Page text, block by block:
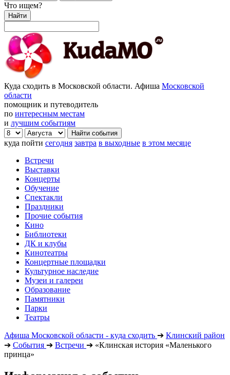
Что ищем?
Найти
Куда сходить в Московской области. Афиша Московской
области
помощник и путеводитель
по интересным местам
и лучшим событиям
куда пойти сегодня завтра в выходные в этом месяце
Встречи
Выставки
Концерты
Обучение
Спектакли
Праздники
Прочие события
Кино
Библиотеки
ДК и клубы
Кинотеатры
Концертные площадки
Культурное наследие
Музеи и галереи
Образование
Памятники
Парки
Театры
Афиша Московской области - куда сходить ➔ Клинский район
➔ События ➔ Встречи ➔ «Клинская история «Маленького
принца»